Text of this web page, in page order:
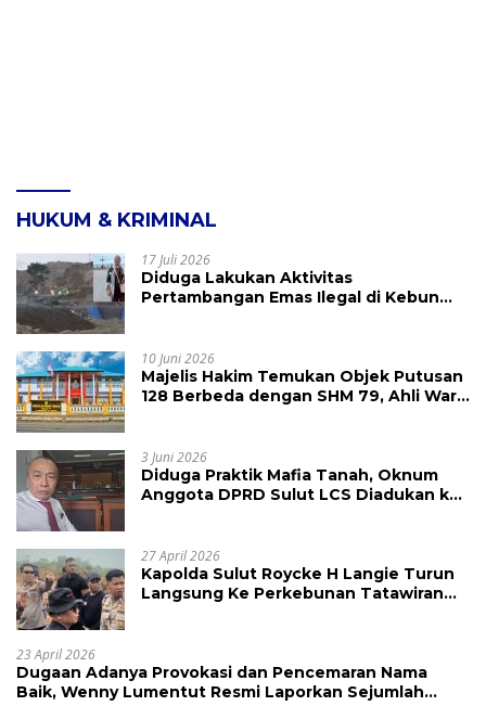
HUKUM & KRIMINAL
17 Juli 2026
Diduga Lakukan Aktivitas
Pertambangan Emas Ilegal di Kebun
10 Juni 2026
Majelis Hakim Temukan Objek Putusan
128 Berbeda dengan SHM 79, Ahli Waris
3 Juni 2026
Diduga Praktik Mafia Tanah, Oknum
Anggota DPRD Sulut LCS Diadukan ke
27 April 2026
Kapolda Sulut Roycke H Langie Turun
Langsung Ke Perkebunan Tatawiran
23 April 2026
Dugaan Adanya Provokasi dan Pencemaran Nama
Baik, Wenny Lumentut Resmi Laporkan Sejumlah